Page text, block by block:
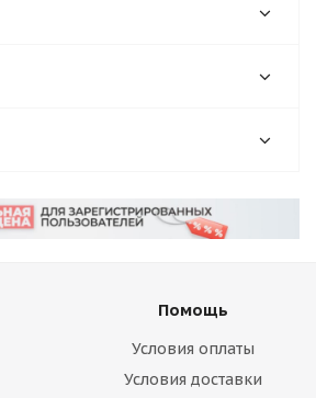
Помощь
Условия оплаты
Условия доставки